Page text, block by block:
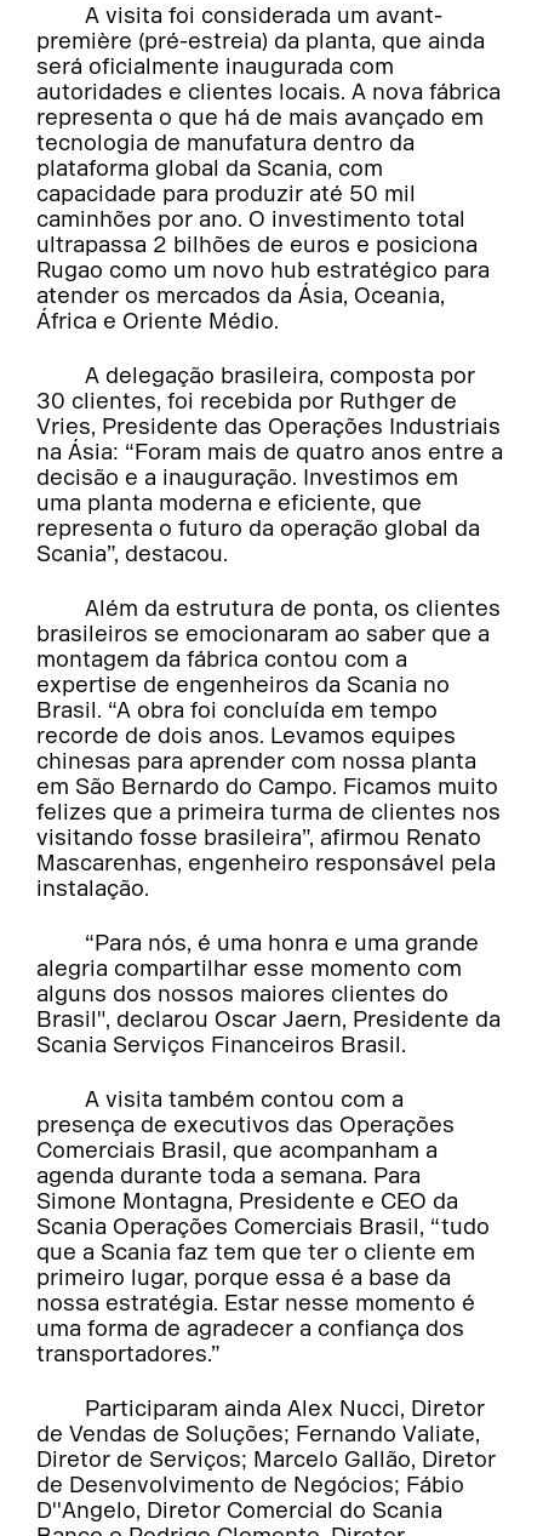
A visita foi considerada um avant-
première (pré-estreia) da planta, que ainda
será oficialmente inaugurada com
autoridades e clientes locais. A nova fábrica
representa o que há de mais avançado em
tecnologia de manufatura dentro da
plataforma global da Scania, com
capacidade para produzir até 50 mil
caminhões por ano. O investimento total
ultrapassa 2 bilhões de euros e posiciona
Rugao como um novo hub estratégico para
atender os mercados da Ásia, Oceania,
África e Oriente Médio.
A delegação brasileira, composta por
30 clientes, foi recebida por Ruthger de
Vries, Presidente das Operações Industriais
na Ásia: “Foram mais de quatro anos entre a
decisão e a inauguração. Investimos em
uma planta moderna e eficiente, que
representa o futuro da operação global da
Scania”, destacou.
Além da estrutura de ponta, os clientes
brasileiros se emocionaram ao saber que a
montagem da fábrica contou com a
expertise de engenheiros da Scania no
Brasil. “A obra foi concluída em tempo
recorde de dois anos. Levamos equipes
chinesas para aprender com nossa planta
em São Bernardo do Campo. Ficamos muito
felizes que a primeira turma de clientes nos
visitando fosse brasileira”, afirmou Renato
Mascarenhas, engenheiro responsável pela
instalação.
“Para nós, é uma honra e uma grande
alegria compartilhar esse momento com
alguns dos nossos maiores clientes do
Brasil", declarou Oscar Jaern, Presidente da
Scania Serviços Financeiros Brasil.
A visita também contou com a
presença de executivos das Operações
Comerciais Brasil, que acompanham a
agenda durante toda a semana. Para
Simone Montagna, Presidente e CEO da
Scania Operações Comerciais Brasil, “tudo
que a Scania faz tem que ter o cliente em
primeiro lugar, porque essa é a base da
nossa estratégia. Estar nesse momento é
uma forma de agradecer a confiança dos
transportadores.”
Participaram ainda Alex Nucci, Diretor
de Vendas de Soluções; Fernando Valiate,
Diretor de Serviços; Marcelo Gallão, Diretor
de Desenvolvimento de Negócios; Fábio
D''Angelo, Diretor Comercial do Scania